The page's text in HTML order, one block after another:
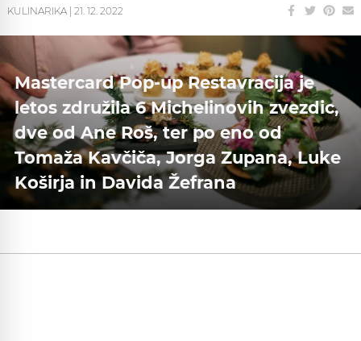
KULINARIKA 21. 12. 2022
Mastercard Pop-up Restavracija je
letos združila 6 Michelinovih zvezdic,
dve od Ane Roš, ter po eno od
Tomaža Kavčiča, Jorga Zupana, Luke
Koširja in Davida Žefrana